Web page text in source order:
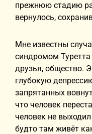
прежнюю стадию
вернулось,
Мне известны
синдромом Туретта
друзья, общество.
глубокую
запрятанных
что человек
человек не
будто там живёт